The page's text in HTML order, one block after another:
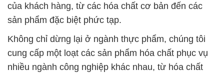
của khách hàng, từ các hóa chất cơ bản đến các
sản phẩm đặc biệt phức tạp.
Không chỉ dừng lại ở ngành thực phẩm, chúng tôi
cung cấp một loạt các sản phẩm hóa chất phục vụ
nhiều ngành công nghiệp khác nhau, từ hóa chất